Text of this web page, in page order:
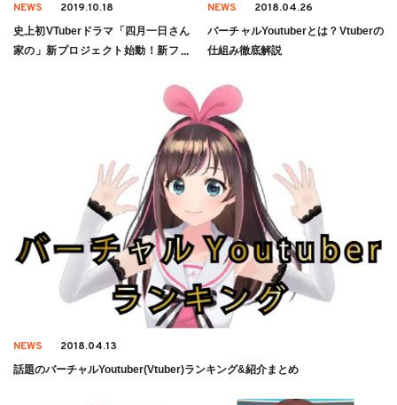
NEWS 2019.10.18
史上初VTuberドラマ「四月一日さん
家の」新プロジェクト始動！新ファ
NEWS 2018.04.26
バーチャルYoutuberとは？Vtuberの
仕組み徹底解説
NEWS 2018.04.13
話題のバーチャルYoutuber(Vtuber)ランキング&紹介まとめ